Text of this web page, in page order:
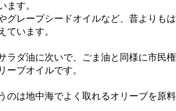
ます。
グレープシードオイルなど、昔よりもは
ています。
ラダ油に次いで、ごま油と同様に市民権
ーブオイルです。
のは地中海でよく取れるオリーブを原料